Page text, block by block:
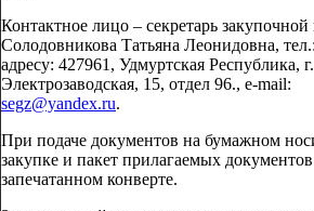
Контактное лицо – секретарь
Солодовникова Татьяна Леонидовна,
адресу: 427961, Удмуртская Республика,
Электрозаводская, 15, отдел
segz@yandex.ru.
При подаче документов на бумажном
закупке и пакет прилагаемых
запечатанном конверте.